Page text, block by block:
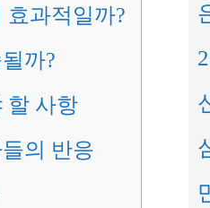
효과적일까?
까?
할 사항
의 반응